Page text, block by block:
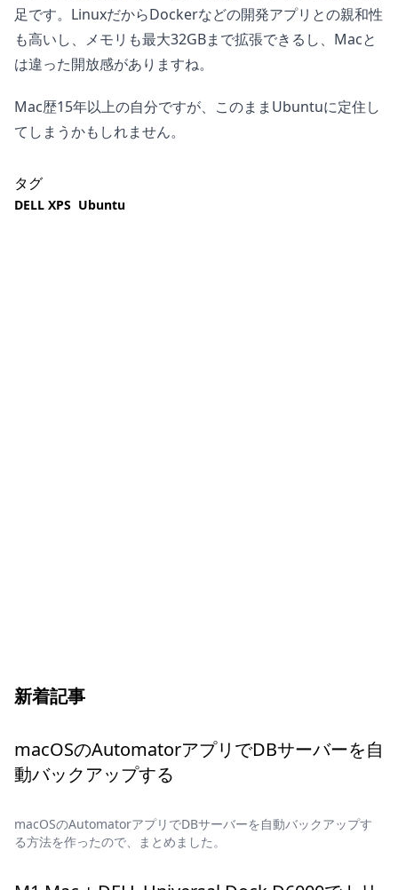
足です。LinuxだからDockerなどの開発アプリとの親和性
も高いし、メモリも最大32GBまで拡張できるし、Macと
は違った開放感がありますね。
Mac歴15年以上の自分ですが、このままUbuntuに定住し
てしまうかもしれません。
タグ
DELL XPS Ubuntu
新着記事
macOSのAutomatorアプリでDBサーバーを自
動バックアップする
macOSのAutomatorアプリでDBサーバーを自動バックアップす
る方法を作ったので、まとめました。